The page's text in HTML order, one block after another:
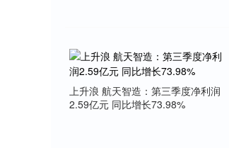
上升浪 航天智造：第三季度净利润
2.59亿元 同比增长73.98%